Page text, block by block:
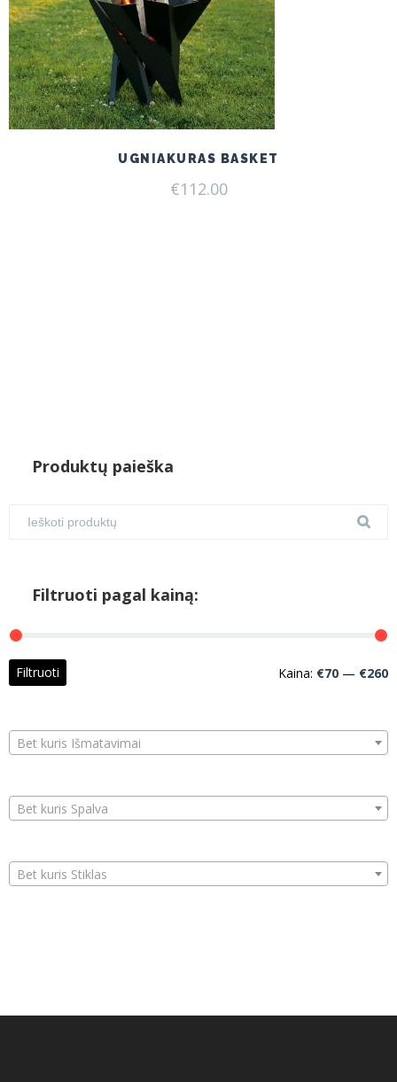
UGNIAKURAS BASKET
€112.00
Produktų paieška
Filtruoti pagal kainą:
Filtruoti Kaina: €70 — €260
Bet kuris Išmatavimai
Bet kuris Spalva
Bet kuris Stiklas